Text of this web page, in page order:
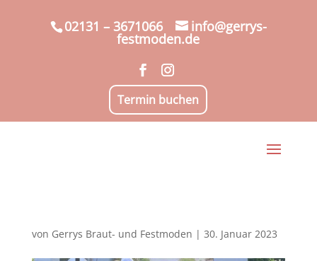
02131 – 3671066 info@gerrys-
festmoden.de
Termin buchen
von Gerrys Braut- und Festmoden | 30. Januar 2023